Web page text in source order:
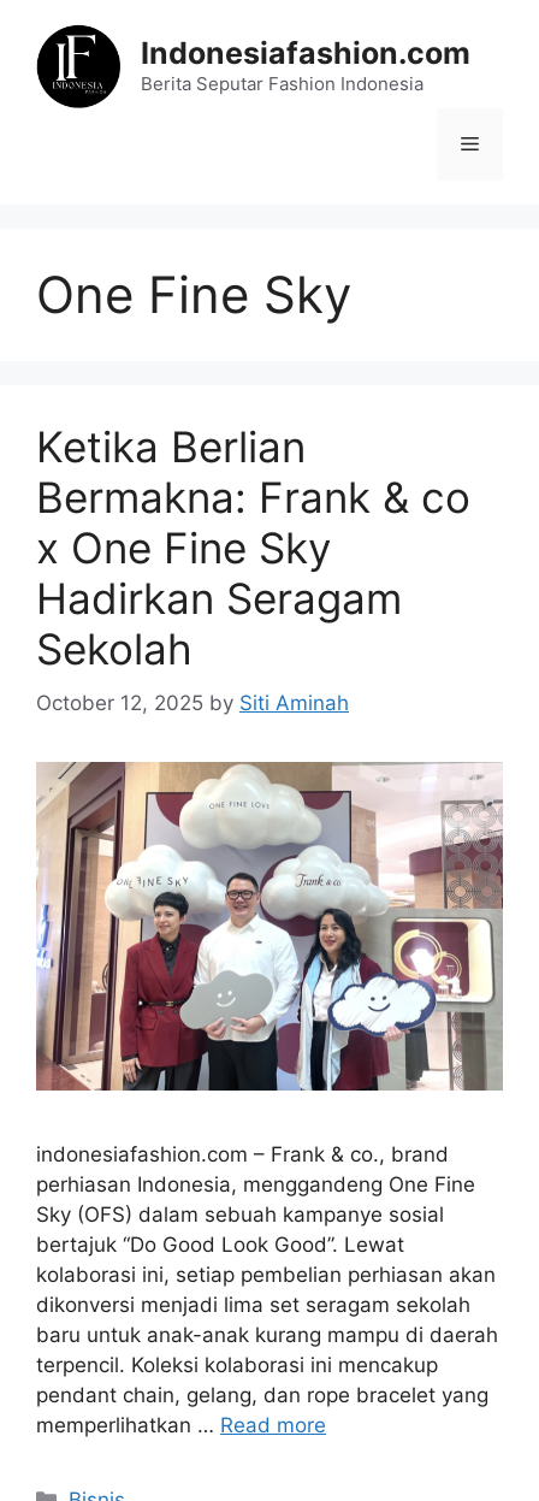
content
Indonesiafashion.com
Berita Seputar Fashion Indonesia
Menu
One Fine Sky
Ketika Berlian
Bermakna: Frank & co
x One Fine Sky
Hadirkan Seragam
Sekolah
October 12, 2025 by Siti Aminah
indonesiafashion.com – Frank & co., brand
perhiasan Indonesia, menggandeng One Fine
Sky (OFS) dalam sebuah kampanye sosial
bertajuk “Do Good Look Good”. Lewat
kolaborasi ini, setiap pembelian perhiasan akan
dikonversi menjadi lima set seragam sekolah
baru untuk anak-anak kurang mampu di daerah
terpencil. Koleksi kolaborasi ini mencakup
pendant chain, gelang, dan rope bracelet yang
memperlihatkan … Read more
Categories